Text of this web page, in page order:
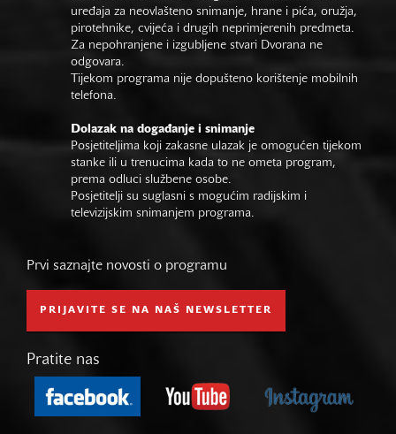
uređaja za neovlašteno snimanje, hrane i pića, oružja,
pirotehnike, cvijeća i drugih neprimjerenih predmeta.
Za nepohranjene i izgubljene stvari Dvorana ne
odgovara.
Tijekom programa nije dopušteno korištenje mobilnih
telefona.
Dolazak na događanje i snimanje
Posjetiteljima koji zakasne ulazak je omogućen tijekom
stanke ili u trenucima kada to ne ometa program,
prema odluci službene osobe.
Posjetitelji su suglasni s mogućim radijskim i
televizijskim snimanjem programa.
Prvi saznajte novosti o programu
PRIJAVITE SE NA NAŠ NEWSLETTER
Pratite nas